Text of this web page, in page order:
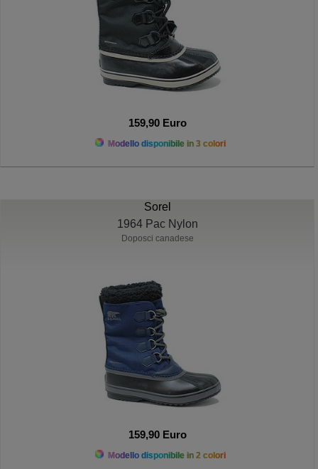
159,90 Euro
Modello disponibile in 3 colori
Sorel
1964 Pac Nylon
Doposci canadese
159,90 Euro
Modello disponibile in 2 colori